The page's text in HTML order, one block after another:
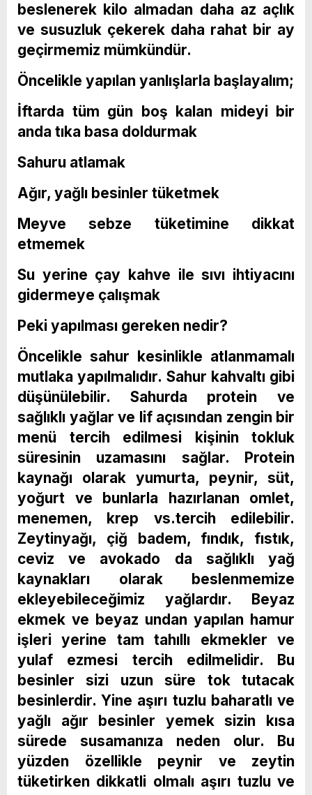
beslenerek kilo almadan daha az açlık
ve susuzluk çekerek daha rahat bir ay
geçirmemiz mümkündür.
Öncelikle yapılan yanlışlarla başlayalım;
İftarda tüm gün boş kalan mideyi bir
anda tıka basa doldurmak
Sahuru atlamak
Ağır, yağlı besinler tüketmek
Meyve sebze tüketimine dikkat
etmemek
Su yerine çay kahve ile sıvı ihtiyacını
gidermeye çalışmak
Peki yapılması gereken nedir?
Öncelikle sahur kesinlikle atlanmamalı
mutlaka yapılmalıdır. Sahur kahvaltı gibi
düşünülebilir. Sahurda protein ve
sağlıklı yağlar ve lif açısından zengin bir
menü tercih edilmesi kişinin tokluk
süresinin uzamasını sağlar. Protein
kaynağı olarak yumurta, peynir, süt,
yoğurt ve bunlarla hazırlanan omlet,
menemen, krep vs.tercih edilebilir.
Zeytinyağı, çiğ badem, fındık, fıstık,
ceviz ve avokado da sağlıklı yağ
kaynakları olarak beslenmemize
ekleyebileceğimiz yağlardır. Beyaz
ekmek ve beyaz undan yapılan hamur
işleri yerine tam tahıllı ekmekler ve
yulaf ezmesi tercih edilmelidir. Bu
besinler sizi uzun süre tok tutacak
besinlerdir. Yine aşırı tuzlu baharatlı ve
yağlı ağır besinler yemek sizin kısa
sürede susamanıza neden olur. Bu
yüzden özellikle peynir ve zeytin
tüketirken dikkatli olmalı aşırı tuzlu ve